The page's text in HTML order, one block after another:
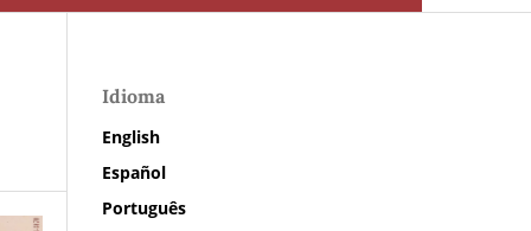
Idioma
English
Español
Português